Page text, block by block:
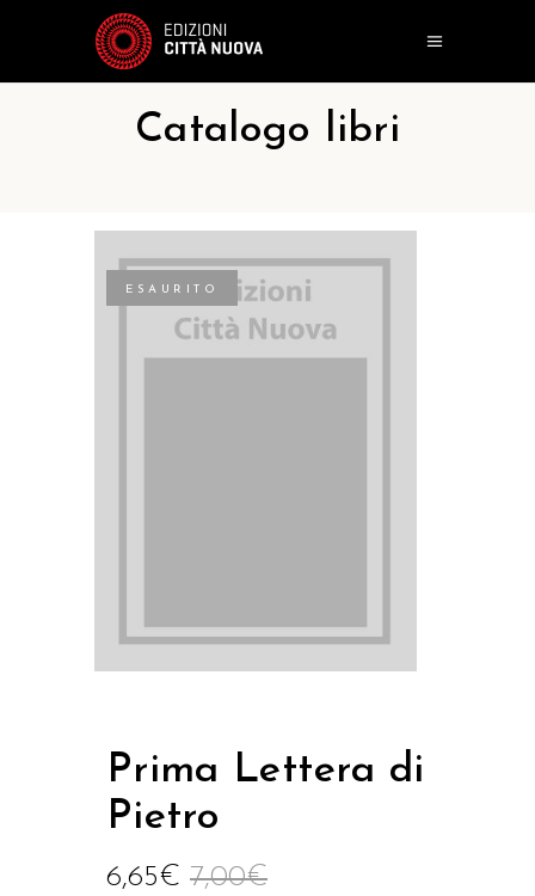
Catalogo libri
ESAURITO
Prima Lettera di
Pietro
7,00€
6,65€